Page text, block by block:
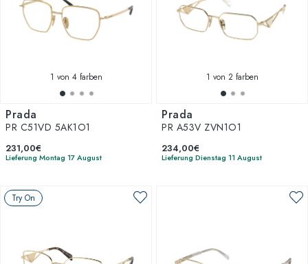
1 von 4 farben
Prada
PR C51VD 5AK1O1
231,00€
Lieferung Montag 17 August
1 von 2 farben
Prada
PR A53V ZVN1O1
234,00€
Lieferung Dienstag 11 August
Try On